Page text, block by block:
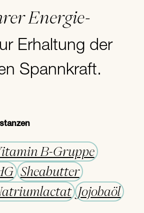
Energie-
Erhaltung der
Spannkraft.
B-Gruppe
Sheabutter
Jojobaöl